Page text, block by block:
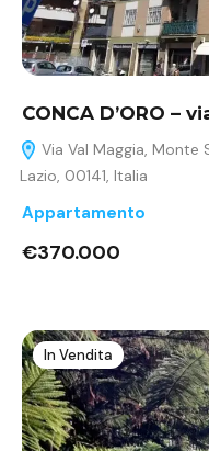
CONCA D’ORO –
Via Val Maggia, Monte
Lazio, 00141, Italia
Appartamento
€370.000
In Vendita